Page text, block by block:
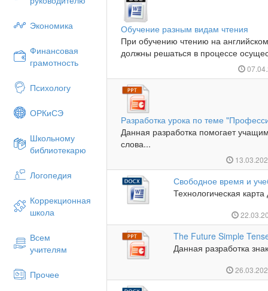
Экономика
Финансовая
грамотность
Психологу
ОРКиСЭ
Школьному
библиотекарю
Логопедия
Коррекционная
школа
Всем
учителям
Прочее
Обучение разным видам чтения
При обучению чтению на
должны решаться в процессе
Разработка урока по теме
Данная разработка помогает
слова...
Свободное время и
Технологическая
The Future Simple
Данная разработка